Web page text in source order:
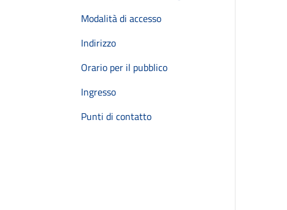
Modalità di accesso
Indirizzo
Orario per il pubblico
Ingresso
Punti di contatto